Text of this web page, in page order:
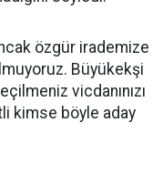
özgür irademize
Büyükekşi
vicdanınızı
kimse böyle aday